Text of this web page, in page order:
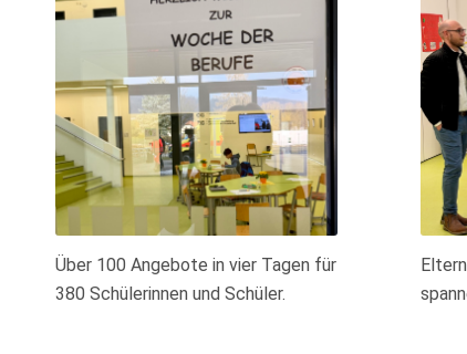
Über 100 Angebote in vier Tagen für
380 Schülerinnen und Schüler.